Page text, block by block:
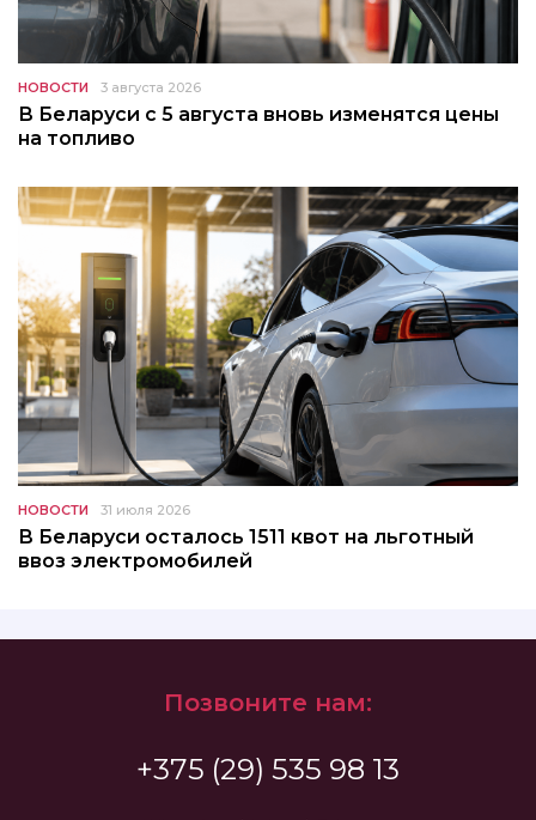
НОВОСТИ 3 августа 2026
В Беларуси с 5 августа вновь изменятся цены
на топливо
НОВОСТИ 31 июля 2026
В Беларуси осталось 1511 квот на льготный
ввоз электромобилей
Позвоните нам:
+375 (29) 535 98 13